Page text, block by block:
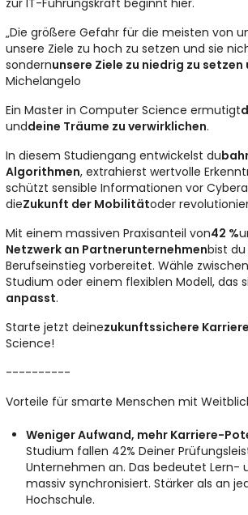
zur IT-Führungskraft beginnt hier.
„Die größere Gefahr für die meisten von
unsere Ziele zu hoch zu setzen und sie
sondernunsere Ziele zu niedrig zu setzen
Michelangelo
Ein Master in Computer Science ermutigt
unddeine Träume zu verwirklichen.
In diesem Studiengang entwickelst du
Algorithmen, extrahierst wertvolle
schützt sensible Informationen vor
dieZukunft der Mobilitätoder
Mit einem massiven Praxisanteil von42 %
Netzwerk an Partnerunternehmenbist
Berufseinstieg vorbereitet. Wähle
Studium oder einem flexiblen Modell, das
anpasst.
Starte jetzt deinezukunftssichere Karriere
Science!
----------
Vorteile für smarte Menschen mit
Weniger Aufwand, mehr Karriere-
Studium fallen 42% Deiner
Unternehmen an. Das bedeutet Lern-
massiv synchronisiert. Stärker als an
Hochschule.